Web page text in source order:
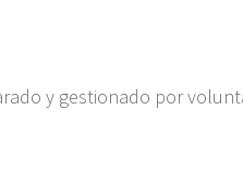
y gestionado por